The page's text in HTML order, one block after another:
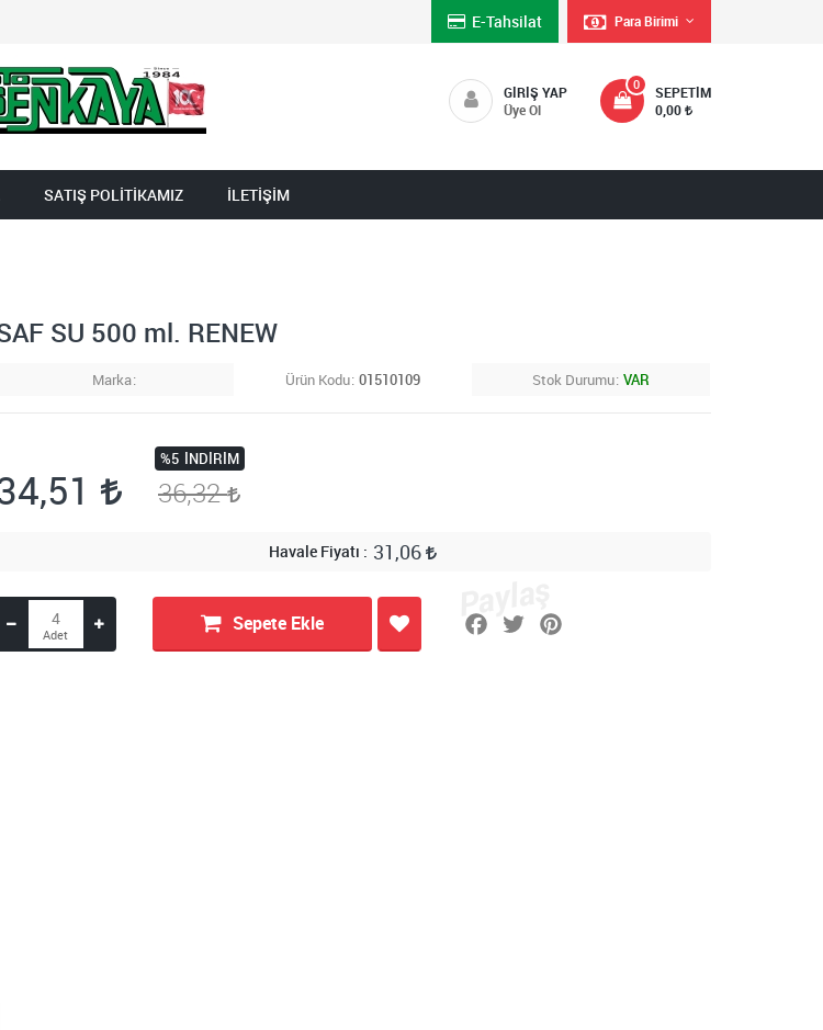
E-Tahsilat Para Birimi
SEPETIM
0
0,00
GIRIŞ YAP
Üye Ol
SATIŞ POLİTİKAMIZ İLETİŞİM
SU 500 ml. RENEW
Marka Ürün Kodu 01510109 Stok Durumu VAR
%5 İNDIRIM
36,32
Havale Fiyatı 31,06
Sepete Ekle